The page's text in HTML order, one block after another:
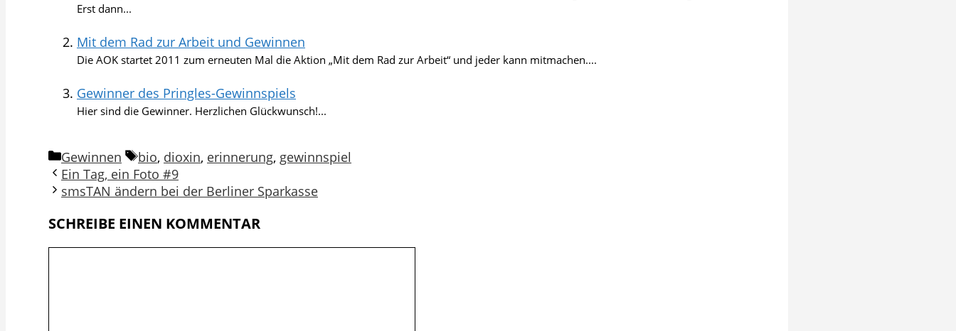
Erst dann...
Mit dem Rad zur Arbeit und Gewinnen
Die AOK startet 2011 zum erneuten Mal die Aktion „Mit dem Rad zur Arbeit“ und jeder kann mitmachen....
Gewinner des Pringles-Gewinnspiels
Hier sind die Gewinner. Herzlichen Glückwunsch!...
Kategorien
Gewinnen Schlagwörter
bio, dioxin, erinnerung, gewinnspiel
Ein Tag, ein Foto #9
smsTAN ändern bei der Berliner Sparkasse
SCHREIBE EINEN KOMMENTAR